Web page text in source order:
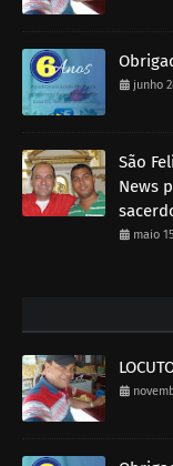
junho
São
News
maio